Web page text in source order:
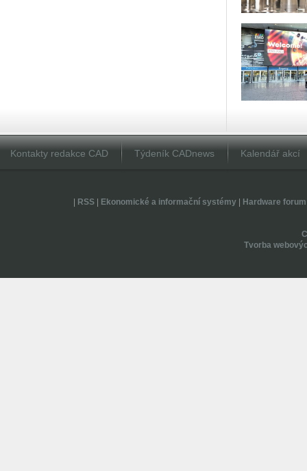
Kontakty redakce CAD Týdeník CADnews Kalendář akcí
RSS| Ekonomické a informační systémy| Hardware forum
Tvorba